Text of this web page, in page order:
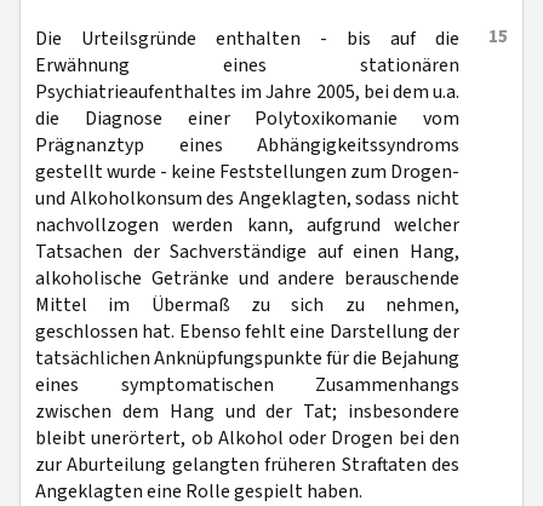
15
Die Urteilsgründe enthalten - bis auf die
Erwähnung eines stationären
Psychiatrieaufenthaltes im Jahre 2005, bei dem u.a.
die Diagnose einer Polytoxikomanie vom
Prägnanztyp eines Abhängigkeitssyndroms
gestellt wurde - keine Feststellungen zum Drogen-
und Alkoholkonsum des Angeklagten, sodass nicht
nachvollzogen werden kann, aufgrund welcher
Tatsachen der Sachverständige auf einen Hang,
alkoholische Getränke und andere berauschende
Mittel im Übermaß zu sich zu nehmen,
geschlossen hat. Ebenso fehlt eine Darstellung der
tatsächlichen Anknüpfungspunkte für die Bejahung
eines symptomatischen Zusammenhangs
zwischen dem Hang und der Tat; insbesondere
bleibt unerörtert, ob Alkohol oder Drogen bei den
zur Aburteilung gelangten früheren Straftaten des
Angeklagten eine Rolle gespielt haben.